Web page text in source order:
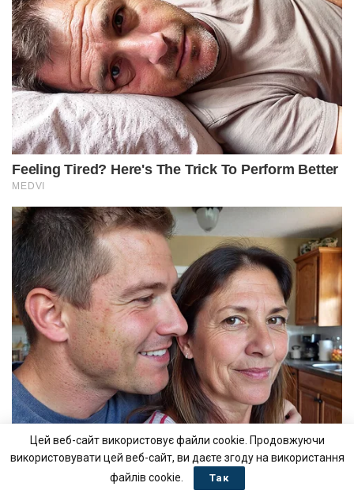
Цей веб-сайт використовує файли cookie. Продовжуючи
використовувати цей веб-сайт, ви даєте згоду на використання
файлів cookie.
Так